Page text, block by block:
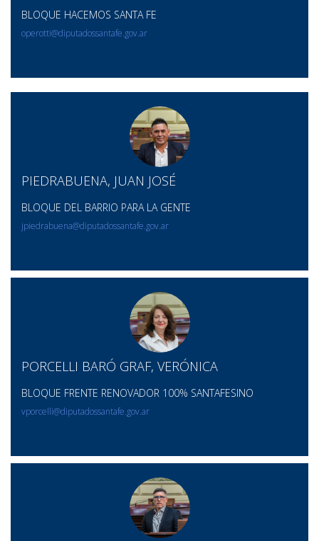
BLOQUE HACEMOS SANTA FE
operotti@diputadossantafe.gov.ar
PIEDRABUENA, JUAN JOSÉ
BLOQUE DEL BARRIO PARA LA GENTE
jpiedrabuena@diputadossantafe.gov.ar
PORCELLI BARÓ GRAF, VERÓNICA
BLOQUE FRENTE RENOVADOR 100% SANTAFESINO
vporcelli@diputadossantafe.gov.ar